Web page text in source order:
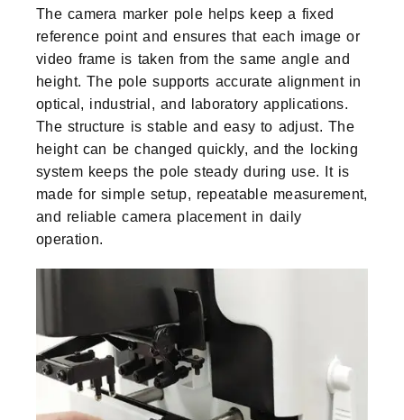
The camera marker pole helps keep a fixed
reference point and ensures that each image or
video frame is taken from the same angle and
height. The pole supports accurate alignment in
optical, industrial, and laboratory applications.
The structure is stable and easy to adjust. The
height can be changed quickly, and the locking
system keeps the pole steady during use. It is
made for simple setup, repeatable measurement,
and reliable camera placement in daily
operation.